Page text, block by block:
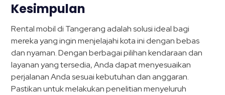
Kesimpulan
Rental mobil di Tangerang adalah solusi ideal bagi
mereka yang ingin menjelajahi kota ini dengan bebas
dan nyaman. Dengan berbagai pilihan kendaraan dan
layanan yang tersedia, Anda dapat menyesuaikan
perjalanan Anda sesuai kebutuhan dan anggaran.
Pastikan untuk melakukan penelitian menyeluruh